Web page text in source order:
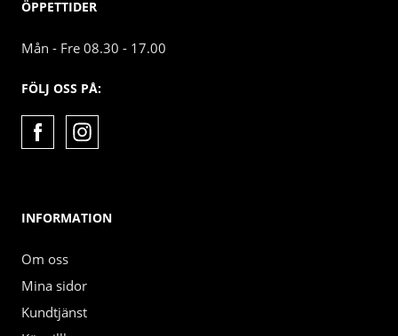
ÖPPETTIDER
Mån - Fre 08.30 - 17.00
FÖLJ OSS PÅ:
INFORMATION
Om oss
Mina sidor
Kundtjänst